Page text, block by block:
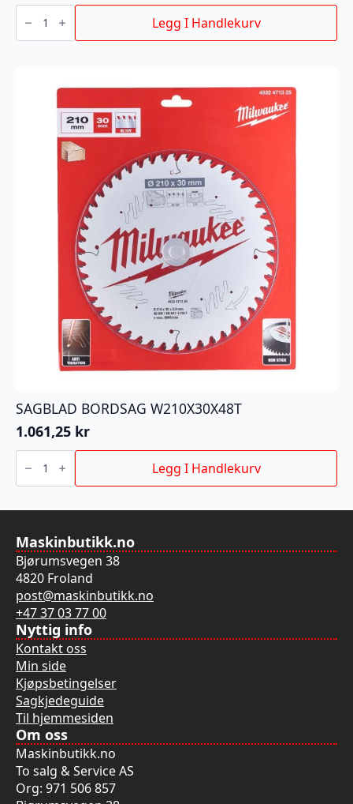
STIKKSAGBLAD
T123XF
75/2,5-
1,8
Legg I Handlekurv
SAGBLAD BORDSAG W210X30X48T
1.061,25 kr
SAGBLAD
BORDSAG
W210X30X48T
antall
Legg I Handlekurv
Maskinbutikk.no
Bjørumsvegen 38
4820 Froland
post@maskinbutikk.no
+47 37 03 77 00
Nyttig info
Kontakt oss
Min side
Kjøpsbetingelser
Sagkjedeguide
Til hjemmesiden
Om oss
Maskinbutikk.no
To salg & Service AS
Org: 971 506 857